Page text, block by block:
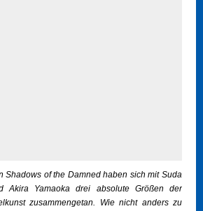
Shadows of the Damned haben sich mit Suda
Akira Yamaoka drei absolute Größen der
zusammengetan. Wie nicht anders zu